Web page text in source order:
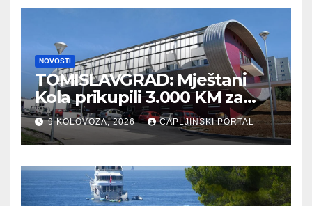
NOVOSTI
TOMISLAVGRAD: Mještani
Kola prikupili 3.000 KM za
“Kuću nade” u Mostaru
9 KOLOVOZA, 2026 CAPLJINSKI PORTAL